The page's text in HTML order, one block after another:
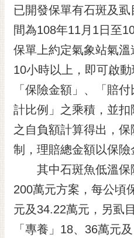
導
覽
訂
閱
RSS
閱
電
子
報
民
信
箱
English
已開發保單有石斑及
間為108年11月1日至
保單上約定氣象站氣
10小時以上，即可啟
「保險金額」、「賠
計比例」之乘積，並
之自負額計算得出，
制，理賠總金額以保險
其中石斑魚低溫保
200萬元方案，每公頃
元及34.22萬元，另虱
「專養」18、36萬元